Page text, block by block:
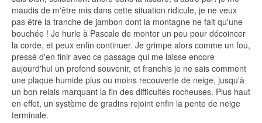
maudis de m'être mis dans cette situation ridicule, je ne veux
pas être la tranche de jambon dont la montagne ne fait qu'une
bouchée ! Je hurle à Pascale de monter un peu pour décoincer
la corde, et peux enfin continuer. Je grimpe alors comme un fou,
pressé d'en finir avec ce passage qui me laisse encore
aujourd'hui un profond souvenir, et franchis je ne sais comment
une plaque humide plus ou moins recouverte de neige, jusqu'à
un bon relais marquant la fin des difficultés rocheuses. Plus haut
en effet, un système de gradins rejoint enfin la pente de neige
terminale.